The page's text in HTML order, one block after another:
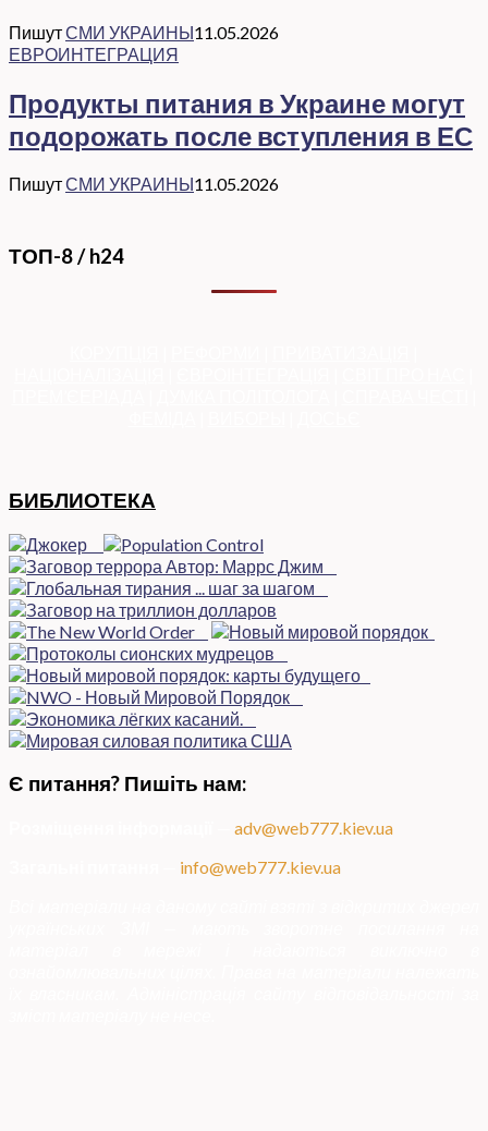
ПишутСМИ УКРАИНЫ11.05.2026
ЕВРОИНТЕГРАЦИЯ
Продукты питания в Украине могут
подорожать после вступления в ЕС
ПишутСМИ УКРАИНЫ11.05.2026
ТОП-8 / h24
БИБЛИОТЕКА
Є питання? Пишіть нам:
adv@web777.kiev.ua
info@web777.kiev.ua